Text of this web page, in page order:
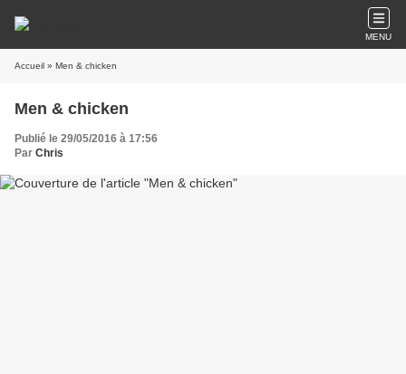
MENU
Accueil » Men & chicken
Men & chicken
Publié le 29/05/2016 à 17:56
Par Chris